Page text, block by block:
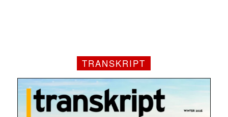
TRANSKRIPT